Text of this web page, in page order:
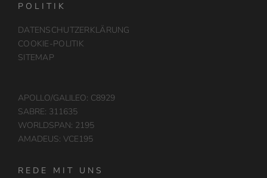
POLITIK
DATENSCHUTZERKLÄRUNG
COOKIE-POLITIK
SITEMAP
APOLLO/GALILEO: C8929
SABRE: 311635
WORLDSPAN: 2195
AMADEUS: VCE195
REDE MIT UNS